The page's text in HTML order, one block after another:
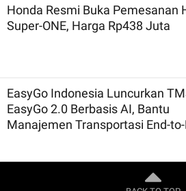
Honda Resmi Buka Pemesanan
Super-ONE, Harga Rp438 Juta
EasyGo Indonesia Luncurkan
EasyGo 2.0 Berbasis AI, Bantu
Manajemen Transportasi End-to-